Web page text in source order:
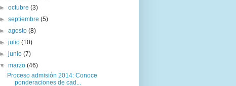
►octubre(3)
►septiembre(5)
►agosto(8)
►julio(10)
►junio(7)
▼marzo(46)
Proceso admisión 2014: Conoce
ponderaciones de cad...